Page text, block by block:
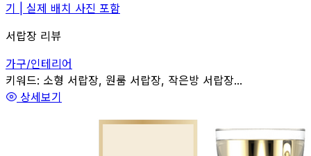
기 | 실제 배치 사진 포함
서랍장 리뷰
가구/인테리어
관련
키워드: 소형 서랍장, 원룸 서랍장, 작은방 서랍장...
상세보기